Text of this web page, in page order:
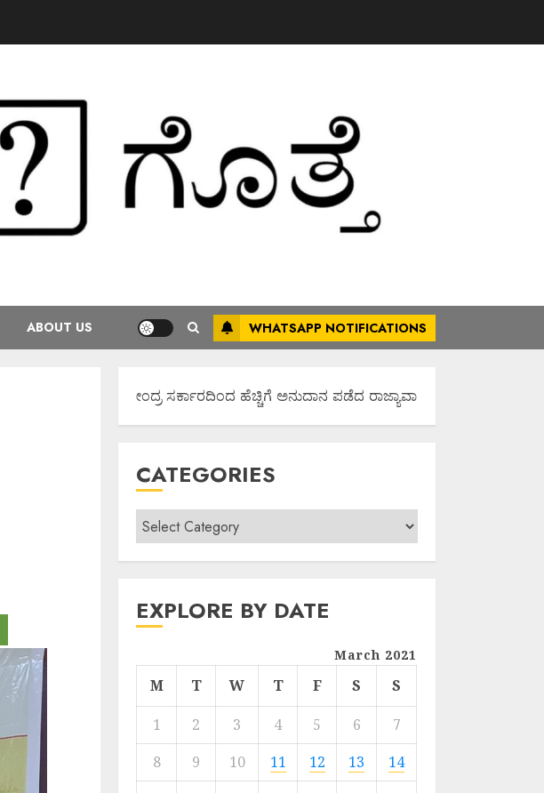
ABOUT US WHATSAPP NOTIFICATIONS
ಕರ್ನಾಟಕ ರಾಜ್ಯ ಕೇಂದ್ರ ಸರ್ಕಾರದಿಂದ ಹೆಚ್ಚಿಗೆ ಅನುದಾನ ಪಡೆದ ರಾಜ್ಯಾವಾಗಿಸಲು ಶ್ರಮಿಸೋಣ ಬನ್ನಿ.
CATEGORIES
EXPLORE BY DATE
March 2021
M T W T F S
S
1
2 3 4 5 6
7
8
9 10 11 12 13
14